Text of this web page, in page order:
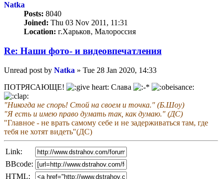
Natka
Posts: 8040
Joined: Thu 03 Nov 2011, 11:31
Location: г.Харьков, Малороссия
Re: Наши фото- и видеовпечатления
Unread post by Natka » Tue 28 Jan 2020, 14:33
ПОТРЯСАЮЩЕ!
Слава
"Никогда не спорь! Стой на своем и точка." (Б.Шоу)
"Я есть и имею право думать так, как думаю." (ДС)
"Главное - не врать самому себе и не задерживаться там, где
тебя не хотят видеть"(ДС)
Link:
BBcode:
HTML: